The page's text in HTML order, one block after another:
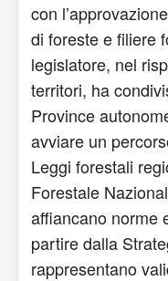
con
di foreste e filiere
legislatore, nel
territori, ha
Province
avviare un
Leggi forestali
Forestale
affiancano norme
partire dalla
rappresentano